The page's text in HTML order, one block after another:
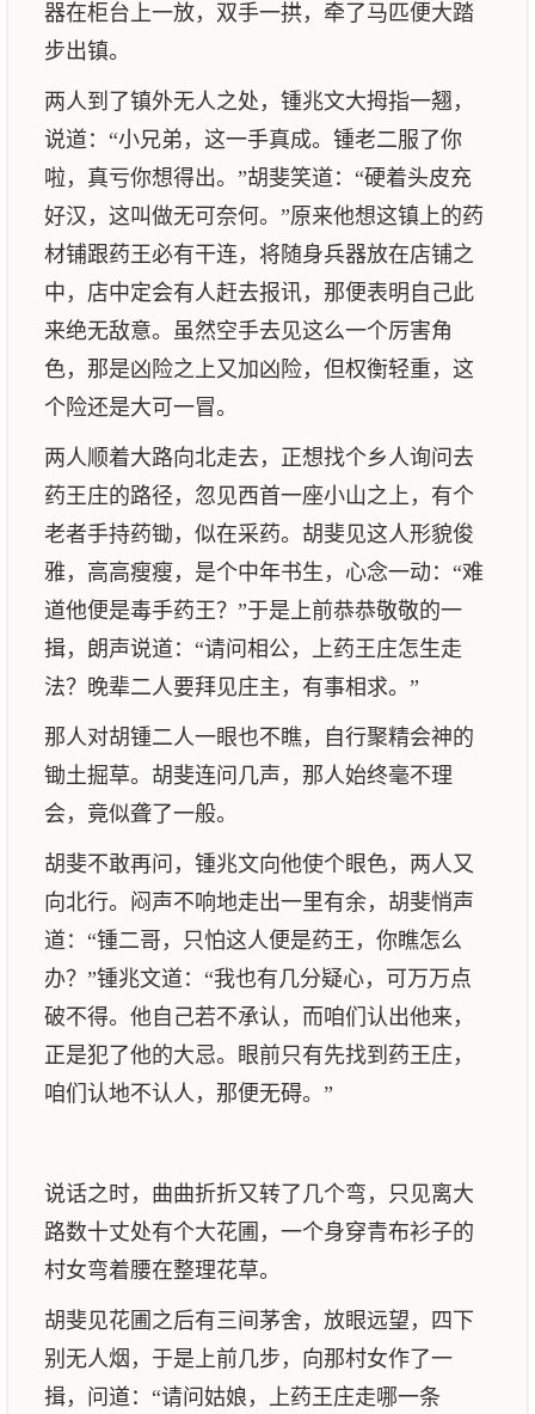
器在柜台上一放，双手一拱，牵了马匹便大踏
步出镇。
两人到了镇外无人之处，锺兆文大拇指一翘，
说道：“小兄弟，这一手真成。锺老二服了你
啦，真亏你想得出。”胡斐笑道：“硬着头皮充
好汉，这叫做无可奈何。”原来他想这镇上的药
材铺跟药王必有干连，将随身兵器放在店铺之
中，店中定会有人赶去报讯，那便表明自己此
来绝无敌意。虽然空手去见这么一个厉害角
色，那是凶险之上又加凶险，但权衡轻重，这
个险还是大可一冒。
两人顺着大路向北走去，正想找个乡人询问去
药王庄的路径，忽见西首一座小山之上，有个
老者手持药锄，似在采药。胡斐见这人形貌俊
雅，高高瘦瘦，是个中年书生，心念一动：“难
道他便是毒手药王？”于是上前恭恭敬敬的一
揖，朗声说道：“请问相公，上药王庄怎生走
法？晚辈二人要拜见庄主，有事相求。”
那人对胡锺二人一眼也不瞧，自行聚精会神的
锄土掘草。胡斐连问几声，那人始终毫不理
会，竟似聋了一般。
胡斐不敢再问，锺兆文向他使个眼色，两人又
向北行。闷声不响地走出一里有余，胡斐悄声
道：“锺二哥，只怕这人便是药王，你瞧怎么
办？”锺兆文道：“我也有几分疑心，可万万点
破不得。他自己若不承认，而咱们认出他来，
正是犯了他的大忌。眼前只有先找到药王庄，
咱们认地不认人，那便无碍。”
说话之时，曲曲折折又转了几个弯，只见离大
路数十丈处有个大花圃，一个身穿青布衫子的
村女弯着腰在整理花草。
胡斐见花圃之后有三间茅舍，放眼远望，四下
别无人烟，于是上前几步，向那村女作了一
揖，问道：“请问姑娘，上药王庄走哪一条